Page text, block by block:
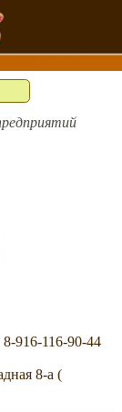
916-116-90-44
8-а (